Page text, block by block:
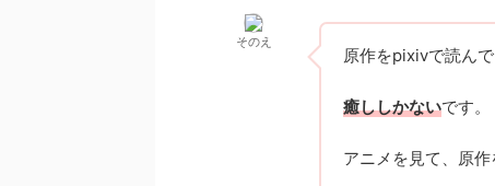
そのえ
原作をpixivで読んで
癒ししかないです。
アニメを見て、原作